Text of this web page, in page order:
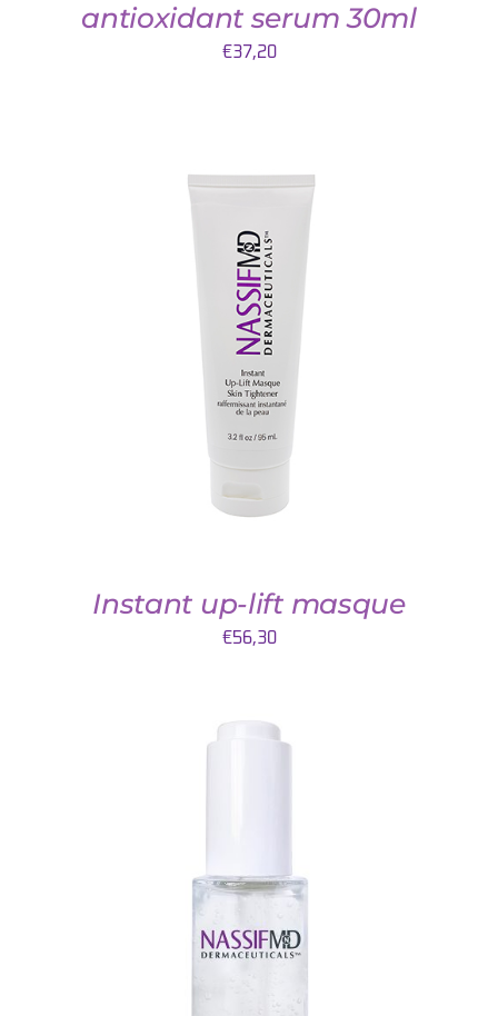
antioxidant serum 30ml
€37,20
TOEVOEGEN AAN WINKELWAGEN
Instant up-lift masque
€56,30
TOEVOEGEN AAN WINKELWAGEN